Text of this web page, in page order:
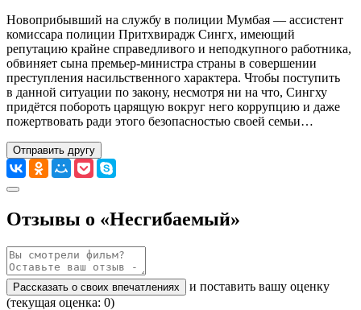
Новоприбывший на службу в полиции Мумбая — ассистент
комиссара полиции Притхвирадж Сингх, имеющий
репутацию крайне справедливого и неподкупного работника,
обвиняет сына премьер-министра страны в совершении
преступления насильственного характера. Чтобы поступить
в данной ситуации по закону, несмотря ни на что, Сингху
придётся побороть царящую вокруг него коррупцию и даже
пожертвовать ради этого безопасностью своей семьи…
Отправить другу
Отзывы о «Несгибаемый»
Рассказать о своих впечатлениях
и поставить вашу оценку
(текущая оценка: 0)